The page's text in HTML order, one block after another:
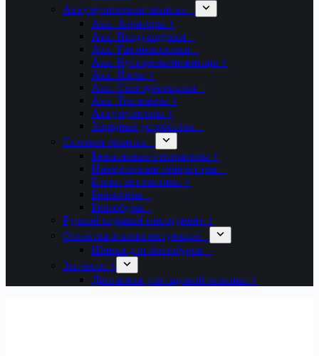
Аккумуляторная техника +
Акк. Аэраторы +
Акк. Воздуходувки +
Акк. Газонокосилки +
Акк. Кусторезы/ножницы +
Акк. Пилы +
Акк. Снегоуборщики +
Акк. Триммеры +
Аккумуляторы +
Зарядные устройства +
Силовая техника +
Бензиновые генераторы +
Инверторные генераторы +
Блоки автоматики +
Бензорезы +
Бензобуры +
Ручной садовый инструмент +
Оснастка и комплектующие +
Шнеки для бензобуров +
Запчасти +
Двигатели для садовой техники +